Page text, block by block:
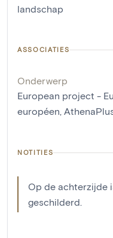
landschap
ASSOCIATIES
Onderwerp
European project -
européen,
NOTITIES
Op de achterzijde
geschilderd.